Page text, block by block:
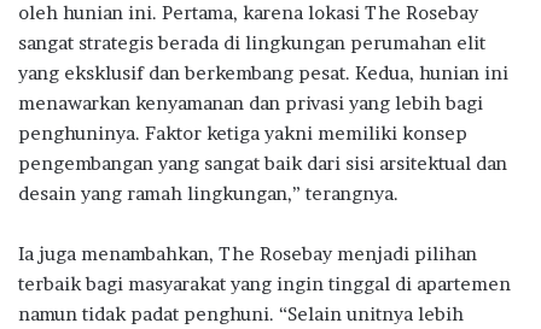
oleh hunian ini. Pertama, karena lokasi The Rosebay
sangat strategis berada di lingkungan perumahan elit
yang eksklusif dan berkembang pesat. Kedua, hunian ini
menawarkan kenyamanan dan privasi yang lebih bagi
penghuninya. Faktor ketiga yakni memiliki konsep
pengembangan yang sangat baik dari sisi arsitektual dan
desain yang ramah lingkungan,” terangnya.
Ia juga menambahkan, The Rosebay menjadi pilihan
terbaik bagi masyarakat yang ingin tinggal di apartemen
namun tidak padat penghuni. “Selain unitnya lebih